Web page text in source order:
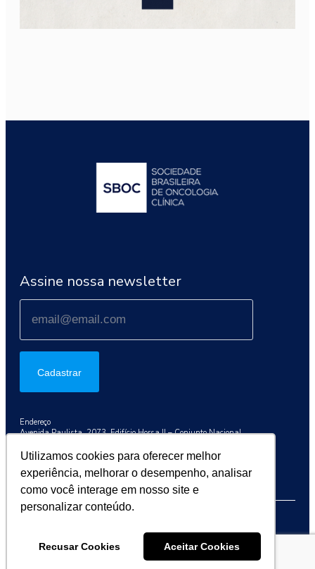
Utilizamos cookies para oferecer melhor
experiência, melhorar o desempenho, analisar
como você interage em nosso site e
personalizar conteúdo.
Recusar Cookies Aceitar Cookies
Assine nossa newsletter
Cadastrar
Endereço
Avenida Paulista, 2073, Edifício Horsa II – Conjunto Nacional
Telefone
+55 (11) 3192-9284